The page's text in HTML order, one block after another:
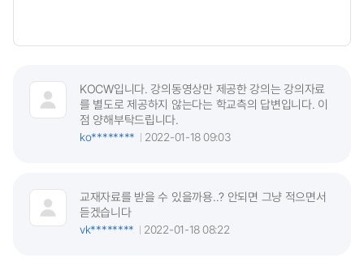
KOCW입니다. 강의동영상만 제공한 강의는 강의자료
를 별도로 제공하지 않는다는 학교측의 답변입니다. 이
점 양해부탁드립니다.
ko********
2022-01-18 09:03
교재자료를 받을 수 있을까용..? 안되면 그냥 적으면서
듣겠습니다
vk********
2022-01-18 08:22